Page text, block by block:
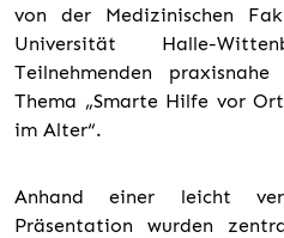
von der Medizinischen
Universität Halle-
Teilnehmenden
Thema „Smarte Hilfe vor
im Alter“.
Anhand einer leicht
Präsentation wurden